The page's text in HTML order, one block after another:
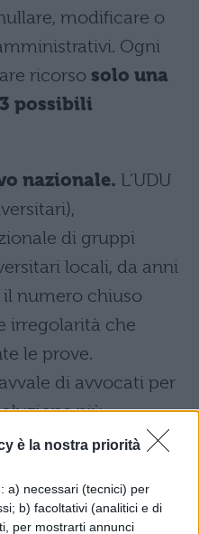
è la nostra priorità
a) necessari (tecnici) per
b) facoltativi (analitici e di
per mostrarti annunci
modificare o
Ogni
ricorso solo una
3 possibili
nazionale. L’UDU
di gruppi
locali, da anni
numero chiuso
irregolarità che
le prove.
di avvocati per
più
infattisolo 10
locale.In questo